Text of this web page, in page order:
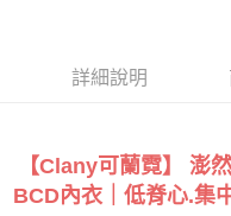
※ 交易是否成功請以「AFTEE
是否繳費成功／繳費後需取消
１．透過由恩沛科技股份有限
易，需依本服務之必要範圍內
付款後7-11取貨
每筆NT$90，滿NT$1,000(
詳細說明
【Clany可蘭霓】 澎
BCD內衣｜低脊心.集